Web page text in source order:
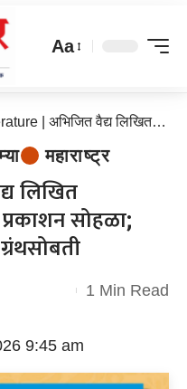
Aa
वैद्य लिखित ‘विवेकयात्री’चा 8 मे रोजी प्रकाशन सोहळा; विवेकाच्या वाटेवर नेणारा ग्रंथसोबती
महाराष्ट्र
लिखित
प्रकाशन सोहळा;
9:45 am
1 Min Read